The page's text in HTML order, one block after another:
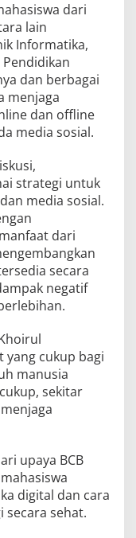
dari
lain
Informatika,
dan berbagai
menjaga
dan offline
media sosial.
strategi untuk
media sosial.
dari
secara
negatif
yang cukup bagi
manusia
sekitar
upaya BCB
digital dan cara
secara sehat.